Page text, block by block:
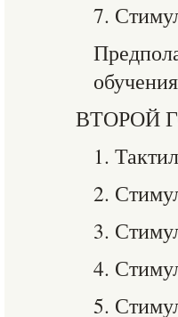
7.
обучения
ВТОРОЙ
1.
2.
3.
4.
5.